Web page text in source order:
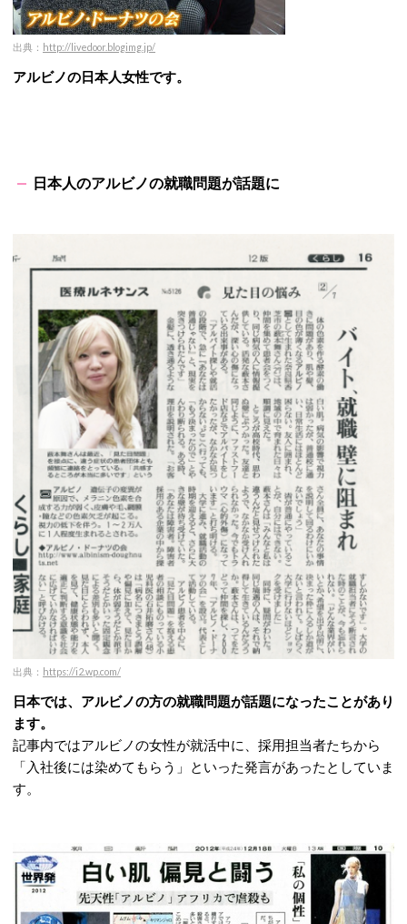
出典： http://livedoor.blogimg.jp/
アルビノの日本人女性です。
日本人のアルビノの就職問題が話題に
出典： https://i2.wp.com/
日本では、 アルビノの方の就職問題が話題になったことがあり
ます。
記事内ではアルビノの女性が就活中に、採用担当者たちから
「入社後には染めてもらう」といった発言があったとしていま
す。